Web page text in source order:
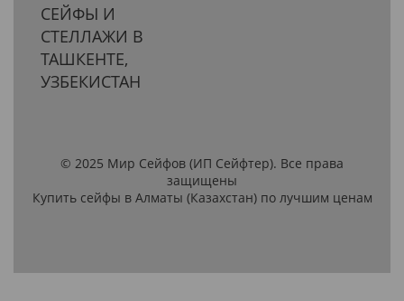
СЕЙФЫ И
СТЕЛЛАЖИ В
ТАШКЕНТЕ,
УЗБЕКИСТАН
© 2025 Мир Сейфов (ИП Сейфтер). Все права
защищены
Купить сейфы в Алматы (Казахстан) по лучшим ценам